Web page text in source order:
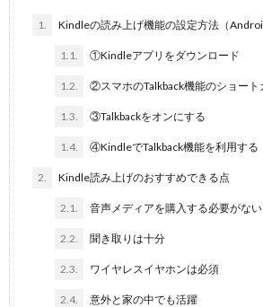
1. Kindleの読み上げ機能の設定方法（
1.1. ①Kindleアプリをダウンロード
1.2. ②スマホのTalkback機能のショート
1.3. ③Talkbackをオンにする
1.4. ④KindleでTalkback機能を利用する
2. Kindle読み上げのおすすめできる点
2.1. 音声メディアを購入する必要がない
2.2. 聞き取りは十分
2.3. ワイヤレスイヤホンは必須
2.4. 意外と家の中でも活躍